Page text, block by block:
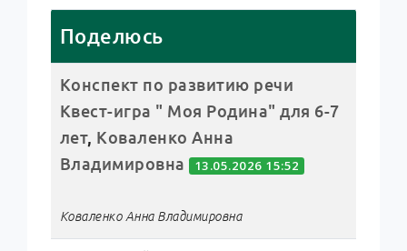
Поделюсь
Конспект по развитию речи
Квест-игра " Моя Родина" для 6-7
лет, Коваленко Анна
Владимировна
13.05.2026 15:52
Коваленко Анна Владимировна